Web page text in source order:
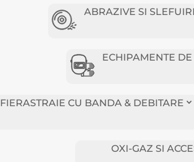
ABRAZIVE SI
ECHIPAMENTE
FIERASTRAIE CU BANDA & DEBITARE
OXI-GAZ SI